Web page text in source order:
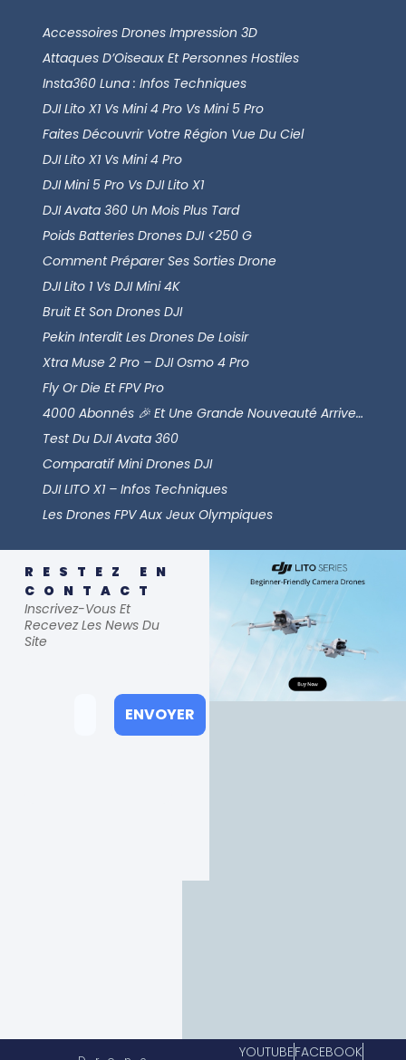
Accessoires Drones Impression 3D
Attaques D’Oiseaux Et Personnes Hostiles
Insta360 Luna : Infos Techniques
DJI Lito X1 Vs Mini 4 Pro Vs Mini 5 Pro
Faites Découvrir Votre Région Vue Du Ciel
DJI Lito X1 Vs Mini 4 Pro
DJI Mini 5 Pro Vs DJI Lito X1
DJI Avata 360 Un Mois Plus Tard
Poids Batteries Drones DJI <250 G
Comment Préparer Ses Sorties Drone
DJI Lito 1 Vs DJI Mini 4K
Bruit Et Son Drones DJI
Pekin Interdit Les Drones De Loisir
Xtra Muse 2 Pro – DJI Osmo 4 Pro
Fly Or Die Et FPV Pro
4000 Abonnés 🎉 Et Une Grande Nouveauté Arrive…
Test Du DJI Avata 360
Comparatif Mini Drones DJI
DJI LITO X1 – Infos Techniques
Les Drones FPV Aux Jeux Olympiques
RESTEZ EN
CONTACT
Inscrivez-Vous Et
Recevez Les News Du
Site
YOUTUBEFACEBOOK